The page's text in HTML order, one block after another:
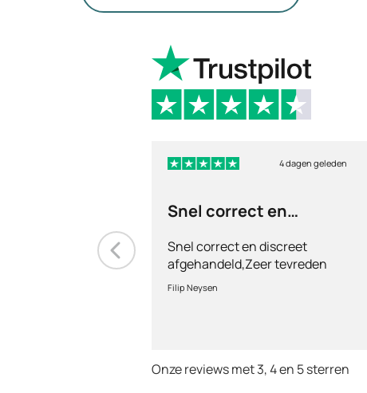
4 dagen geleden
Snel correct en
Snel correct en discreet
afgehandeld,Zeer tevreden
met de service en patiënt
vriendelijkheid.Vermoedelijk
Filip Neysen
Onze reviews met 3, 4 en 5 sterren